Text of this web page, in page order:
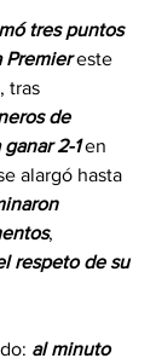
tres puntos
Premier este
tras
de
ganar 2-1 en
alargó hasta
,
respeto de su
al minuto